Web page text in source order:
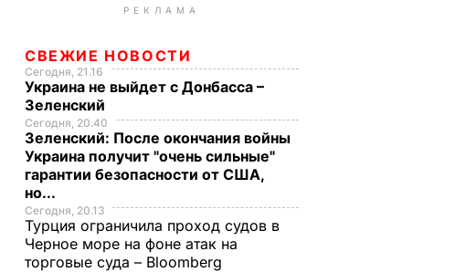
РЕКЛАМА
СВЕЖИЕ НОВОСТИ
Сегодня, 21.16
Украина не выйдет с Донбасса –
Зеленский
Сегодня, 20.40
Зеленский: После окончания войны
Украина получит "очень сильные"
гарантии безопасности от США,
но...
Сегодня, 20.13
Турция ограничила проход судов в
Черное море на фоне атак на
торговые суда – Bloomberg